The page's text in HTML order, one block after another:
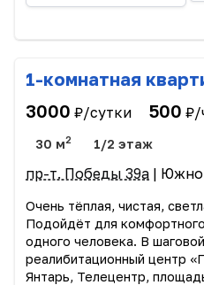
1-комнатная
3000 ₽/сутки 500 ₽/
30 м2 1/2 этаж
пр-т. Победы 39а |
Очень тёплая, чистая,
Подойдёт для
одного человека. В
реалибитационный центр
Янтарь, Телецентр,